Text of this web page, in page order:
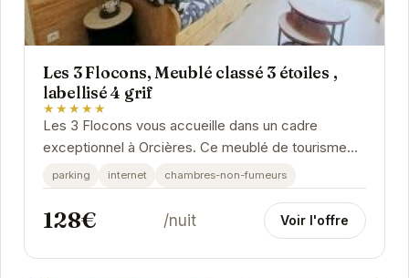
Les 3 Flocons, Meublé classé 3 étoiles ,
labellisé 4 grif
★★★★★
Les 3 Flocons vous accueille dans un cadre
exceptionnel à Orcières. Ce meublé de tourisme
classé 3 étoiles et labellisé 4 grifs vous assure un...
parking internet chambres-non-fumeurs
128€ /nuit Voir l'offre